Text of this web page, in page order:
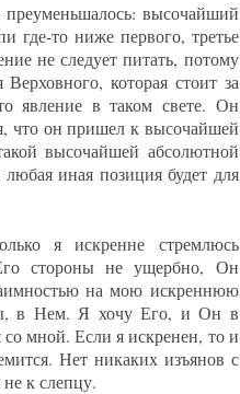
высочайший
то ниже первого, третье
не следует питать, потому
которая стоит за
явление в таком свете. Он
что он пришел к высочайшей
высочайшей абсолютной
иная позиция будет для
я искренне стремлюсь
стороны не ущербно, Он
на мою искреннюю
в Нем. Я хочу Его, и Он в
со мной. Если я искренен, то и
Нет никаких изъянов с
к слепцу.